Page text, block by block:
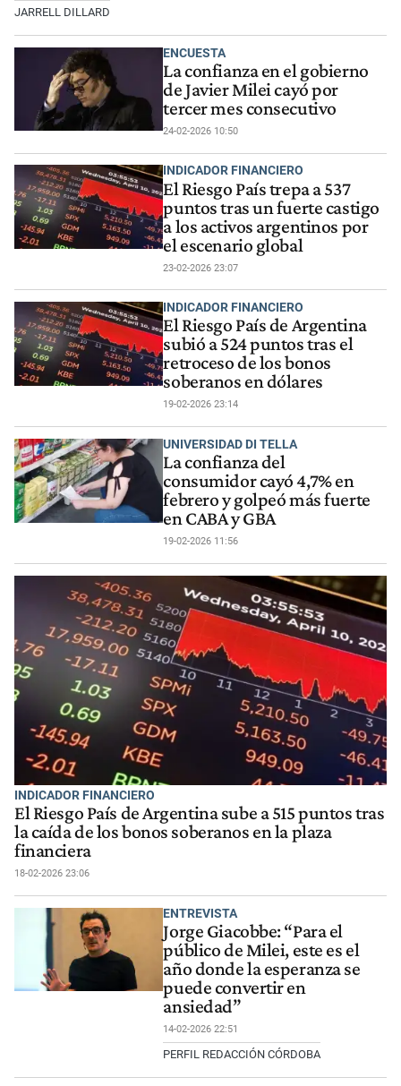
JARRELL DILLARD
ENCUESTA
La confianza en el gobierno
de Javier Milei cayó por
tercer mes consecutivo
24-02-2026 10:50
INDICADOR FINANCIERO
El Riesgo País trepa a 537
puntos tras un fuerte castigo
a los activos argentinos por
el escenario global
23-02-2026 23:07
INDICADOR FINANCIERO
El Riesgo País de Argentina
subió a 524 puntos tras el
retroceso de los bonos
soberanos en dólares
19-02-2026 23:14
UNIVERSIDAD DI TELLA
La confianza del
consumidor cayó 4,7% en
febrero y golpeó más fuerte
en CABA y GBA
19-02-2026 11:56
INDICADOR FINANCIERO
El Riesgo País de Argentina sube a 515 puntos tras
la caída de los bonos soberanos en la plaza
financiera
18-02-2026 23:06
ENTREVISTA
Jorge Giacobbe: “Para el
público de Milei, este es el
año donde la esperanza se
puede convertir en
ansiedad”
14-02-2026 22:51
PERFIL REDACCIÓN CÓRDOBA